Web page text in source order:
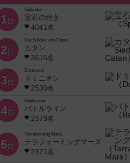
1位
Splendor
宝石の煌き
4041名
2位
Die Siedler von Catan
カタン
3616名
3位
Dominion
ドミニオン
2530名
4位
Battle Line
バトルライン
2379名
5位
Terraforming Mars
テラフォーミングマーズ
2371名